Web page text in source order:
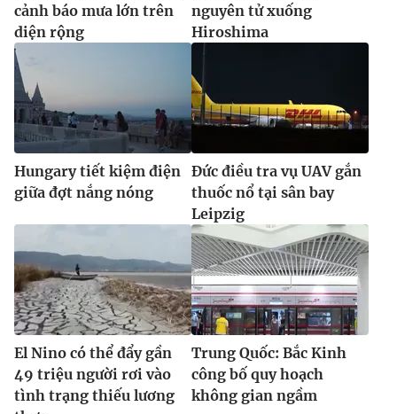
cảnh báo mưa lớn trên
diện rộng
nguyên tử xuống
Hiroshima
Hungary tiết kiệm điện
giữa đợt nắng nóng
Đức điều tra vụ UAV gắn
thuốc nổ tại sân bay
Leipzig
El Nino có thể đẩy gần
49 triệu người rơi vào
tình trạng thiếu lương
Trung Quốc: Bắc Kinh
công bố quy hoạch
không gian ngầm